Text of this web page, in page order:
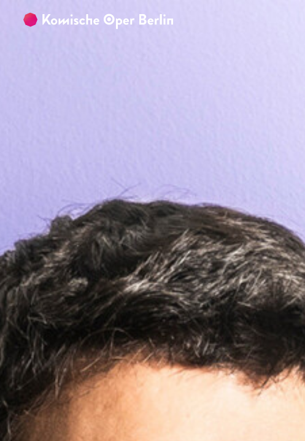
Zum Hauptinhalt springen Zum Footer springen